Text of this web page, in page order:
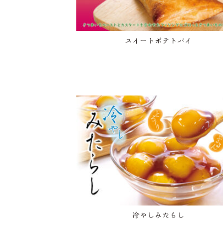
スイートポテトパイ
冷やしみたらし